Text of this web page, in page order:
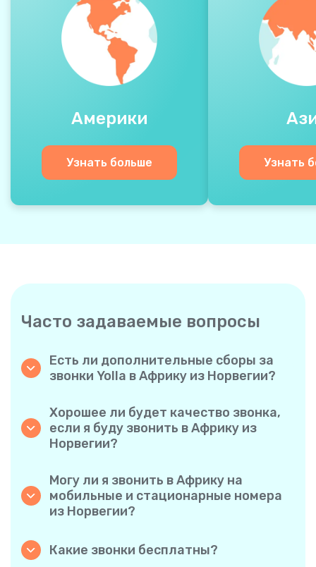
Америки
Узнать больше Узнать
Часто задаваемые вопросы
Есть ли дополнительные сборы за
звонки Yolla в Африку из Норвегии?
поминутной оплаты, поэтому вы платите
только за время разговора. Никаких
скрытых комиссий, обязательных
ежемесячных подписок или платы за
Хорошее ли будет качество звонка,
если я буду звонить в Африку из
Норвегии?
у вас будет ощущение, что вы
разговариваете с человеком в одном
городе, даже если он находится на другом
Могу ли я звонить в Африку на
мобильные и стационарные номера
из Норвегии?
даже многофункциональные, поэтому вы
Какие звонки бесплатны?